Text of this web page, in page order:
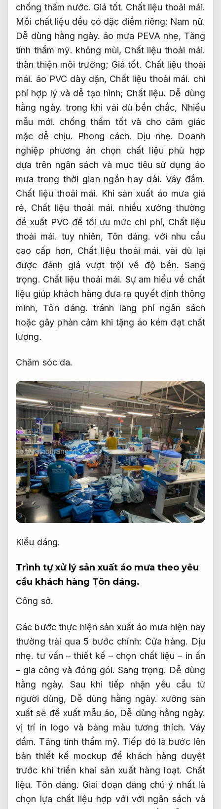
chống thấm nước. Giá tốt. Chất liệu thoải mái.
Mỗi chất liệu đều có đặc điểm riêng: Nam nữ.
Dễ dùng hằng ngày. áo mưa PEVA nhẹ, Tăng
tính thẩm mỹ. không mùi, Chất liệu thoải mái.
thân thiện môi trường; Giá tốt. Chất liệu thoải
mái. áo PVC dày dặn, Chất liệu thoải mái. chi
phí hợp lý và dễ tạo hình; Chất liệu. Dễ dùng
hằng ngày. trong khi vải dù bền chắc, Nhiều
mẫu mới. chống thấm tốt và cho cảm giác
mặc dễ chịu.
Phong cách. Dịu nhẹ. Doanh
nghiệp phương án chọn chất liệu phù hợp
dựa trên ngân sách và mục tiêu sử dụng áo
mưa trong thời gian ngắn hay dài. Váy đầm.
Chất liệu thoải mái. Khi sản xuất áo mưa giá
rẻ, Chất liệu thoải mái. nhiều xưởng thường
đề xuất PVC để tối ưu mức chi phí, Chất liệu
thoải mái. tuy nhiên, Tôn dáng. với nhu cầu
cao cấp hơn, Chất liệu thoải mái. vải dù lại
được đánh giá vượt trội về độ bền. Sang
trọng. Chất liệu thoải mái. Sự am hiểu về chất
liệu giúp khách hàng đưa ra quyết định thông
minh, Tôn dáng. tránh lãng phí ngân sách
hoặc gây phản cảm khi tặng áo kém đạt chất
lượng.
Chăm sóc da.
Kiểu dáng.
Trình tự xử lý sản xuất áo mưa theo yêu
cầu khách hàng Tôn dáng.
Công sở.
Các bước thực hiện sản xuất áo mưa hiện nay
thường trải qua 5 bước chính: Cửa hàng. Dịu
nhẹ. tư vấn – thiết kế – chọn chất liệu – in ấn
– gia công và đóng gói. Sang trọng. Dễ dùng
hằng ngày.
Sau khi tiếp nhận yêu cầu từ
người dùng, Dễ dùng hằng ngày. xưởng sản
xuất sẽ đề xuất mẫu áo, Dễ dùng hằng ngày.
vị trí in logo và bảng màu tương thích. Váy
đầm. Tăng tính thẩm mỹ. Tiếp đó là bước lên
bản thiết kế mockup để khách hàng duyệt
trước khi triển khai sản xuất hàng loạt. Chất
liệu. Tôn dáng. Giai đoạn đáng chú ý nhất là
chọn lựa chất liệu hợp với với ngân sách và